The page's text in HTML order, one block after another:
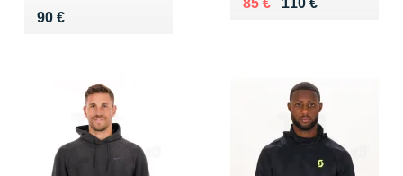
90 €
Vendu 90 €
110 €
85 €